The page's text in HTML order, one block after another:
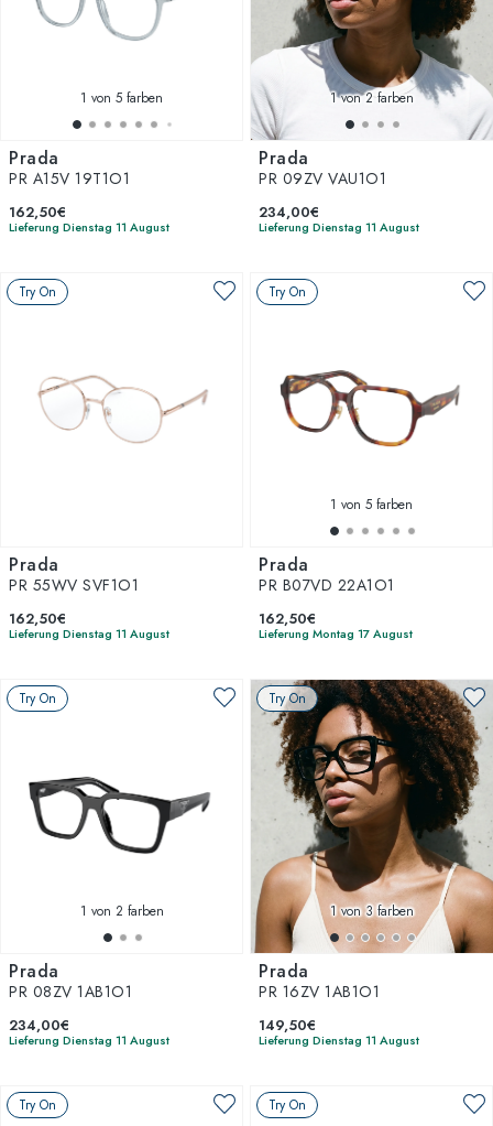
1 von 5 farben
Prada
PR A15V 19T1O1
162,50€
Lieferung Dienstag 11 August
1von 2 farben
Prada
PR 09ZV VAU1O1
234,00€
Lieferung Dienstag 11 August
Try On
Prada
PR 55WV SVF1O1
162,50€
Lieferung Dienstag 11 August
Try On
1 von 5 farben
Prada
PR B07VD 22A1O1
162,50€
Lieferung Montag 17 August
Try On
1 von 2 farben
Prada
PR 08ZV 1AB1O1
234,00€
Lieferung Dienstag 11 August
Try On
1von 3 farben
Prada
PR 16ZV 1AB1O1
149,50€
Lieferung Dienstag 11 August
Try On Try On